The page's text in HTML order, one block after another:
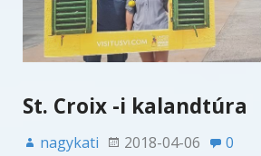
St. Croix -i kalandtúra
nagykati 2018-04-06 0